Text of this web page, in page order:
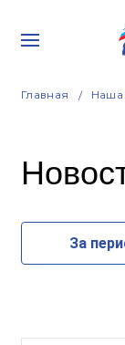
Главная Наша
За